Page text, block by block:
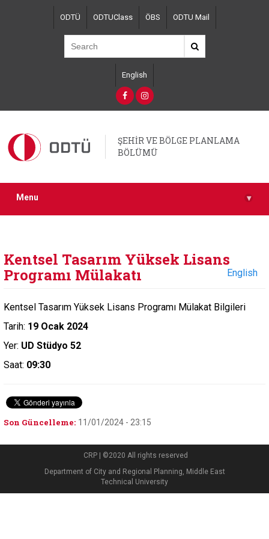
ODTÜ ODTUClass ÖBS ODTU Mail
English
ŞEHİR VE BÖLGE PLANLAMA
BÖLÜMÜ
Menu ▾
Kentsel Tasarım Yüksek Lisans
Programı Mülakatı
English
Kentsel Tasarım Yüksek Lisans Programı Mülakat Bilgileri
Tarih: 19 Ocak 2024
Yer: UD Stüdyo 52
Saat: 09:30
Son Güncelleme: 11/01/2024 - 23:15
CRP | ©2020 All rights reserved
Department of City and Regional Planning, Middle East
Technical University